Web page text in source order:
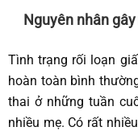
Nguyên nhân
Tình trạng rối loạn
hoàn toàn bình
thai ở những tuần
nhiều mẹ. Có rất